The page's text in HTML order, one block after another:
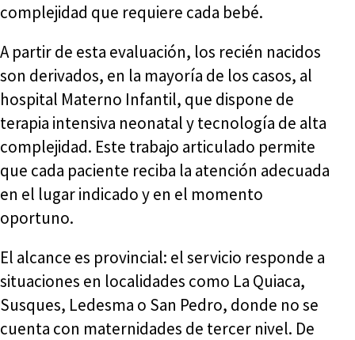
complejidad que requiere cada bebé.
A partir de esta evaluación, los recién nacidos
son derivados, en la mayoría de los casos, al
hospital Materno Infantil, que dispone de
terapia intensiva neonatal y tecnología de alta
complejidad. Este trabajo articulado permite
que cada paciente reciba la atención adecuada
en el lugar indicado y en el momento
oportuno.
El alcance es provincial: el servicio responde a
situaciones en localidades como La Quiaca,
Susques, Ledesma o San Pedro, donde no se
cuenta con maternidades de tercer nivel. De